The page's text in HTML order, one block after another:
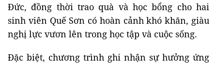
Đức, đồng thời trao quà và học bổng cho hai
sinh viên Quế Sơn có hoàn cảnh khó khăn, giàu
nghị lực vươn lên trong học tập và cuộc sống.
Đặc biệt, chương trình ghi nhận sự hưởng ứng